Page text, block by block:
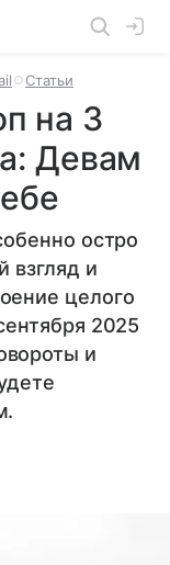
Статьи
на 3
Девам
остро
взгляд и
целого
2025
и